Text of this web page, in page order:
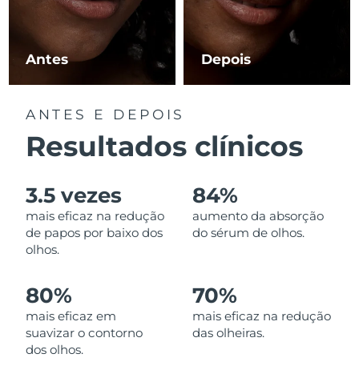
Antes Depois
ANTES E DEPOIS
Resultados clínicos
3.5 vezes
mais eficaz na redução
de papos por baixo dos
olhos.
84%
aumento da absorção
do sérum de olhos.
80%
mais eficaz em
suavizar o contorno
dos olhos.
70%
mais eficaz na redução
das olheiras.
Luxemburgo Entrega prevista 8/12/26
Macau, RAE da
China
Entrega prevista
Malásia
Malta Entrega prevista8/12/26
México
Mônaco Entrega prevista8/13/26
Países Baixos
Nova Zelândia Entrega prevista
Noruega Entrega prevista